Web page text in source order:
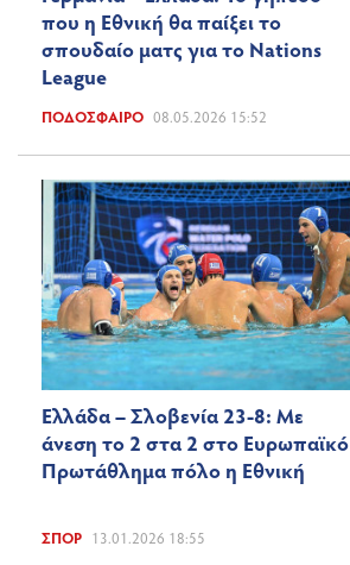
που η Εθνική θα παίξει το
σπουδαίο ματς για το Nations
League
ΠΟΔΌΣΦΑΙΡΟ 08.05.2026 15:52
Ελλάδα – Σλοβενία 23-8: Με
άνεση το 2 στα 2 στο Ευρωπαϊκό
Πρωτάθλημα πόλο η Εθνική
ΣΠΟΡ 13.01.2026 18:55